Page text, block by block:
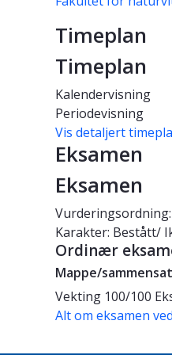
Timeplan
Timeplan
Kalendervisning
Periodevisning
Vis detaljert
Eksamen
Eksamen
Karakter: Bestått/
Ordinær
Mappe/
Vekting 100/100
Alt om eksamen